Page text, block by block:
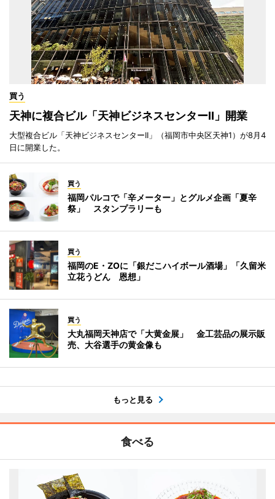
買う
天神に複合ビル「天神ビジネスセンターII」開業
大型複合ビル「天神ビジネスセンターII」（福岡市中央区天神1）が8月4
日に開業した。
買う
福岡パルコで「辛メーター」とグルメ企画「夏辛
祭」 スタンプラリーも
買う
福岡のE・ZOに「銀だこハイボール酒場」「久留米
立花うどん 恩想」
買う
大丸福岡天神店で「大黄金展」 金工芸品の展示販
売、大谷選手の黄金像も
もっと見る
食べる